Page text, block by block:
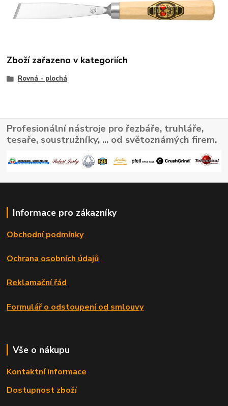
Zboží zařazeno v kategoriích
Rovná - plochá
Profesionální nástroje pro řezbáře, truhláře,
tesaře, soustružníky, ... od světoznámých firem.
Informace pro zákazníky
Obchodní podmínky
Ochrana osobních údajů
Reklamační řád
Formulář o odstoupení od smlouvy
Vše o nákupu
Kontaktní informace
Dostupnost zboží